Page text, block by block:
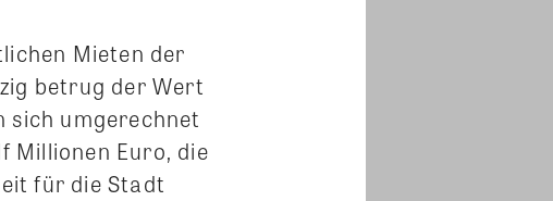
Mieten der
betrug der Wert
sich umgerechnet
Millionen Euro, die
für die Stadt